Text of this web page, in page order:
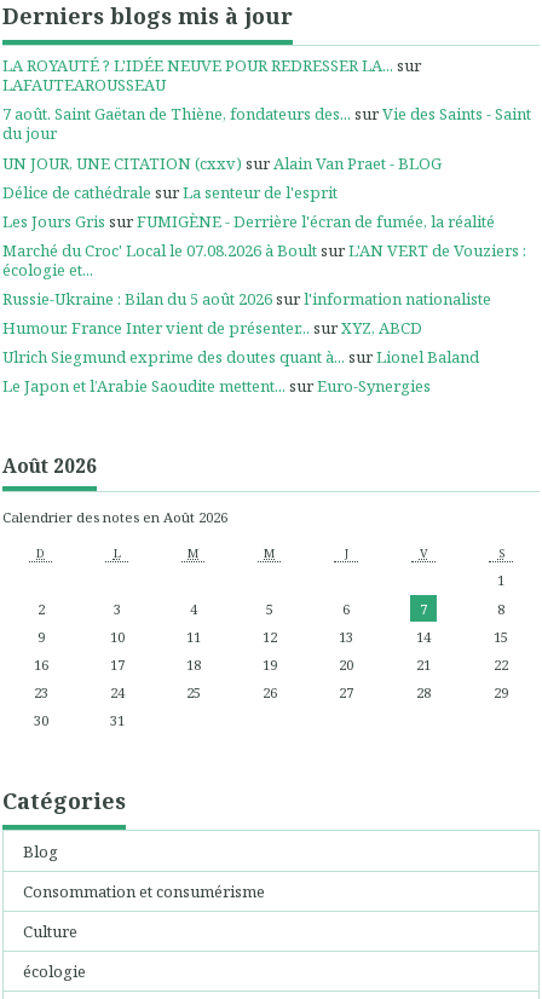
Derniers blogs mis à jour
LA ROYAUTÉ ? L'IDÉE NEUVE POUR REDRESSER LA... sur
LAFAUTEAROUSSEAU
7 août. Saint Gaëtan de Thiène, fondateurs des... surVie des Saints - Saint
du jour
UN JOUR, UNE CITATION (cxxv) sur Alain Van Praet - BLOG
Délice de cathédrale surLa senteur de l'esprit
Les Jours Gris surFUMIGÈNE - Derrière l'écran de fumée, la réalité
Marché du Croc' Local le 07.08.2026 à BoultsurL'AN VERT de Vouziers :
écologie et...
Russie-Ukraine : Bilan du 5 août 2026surl'information nationaliste
Humour. France Inter vient de présenter... surXYZ, ABCD
Ulrich Siegmund exprime des doutes quant à... surLionel Baland
Le Japon et l’Arabie Saoudite mettent... surEuro-Synergies
Août 2026
Calendrier des notes en Août 2026
D L M M J V S
1
2
3 4 5 6 7
8
9
10 11 12 13 14
15
16
17 18 19 20 21
22
23
24 25 26 27 28
29
30
31
Catégories
Blog
Consommation et consumérisme
Culture
écologie